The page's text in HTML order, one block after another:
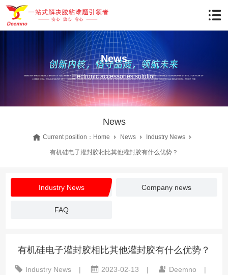
News
Electronic accessories solution
News
Current position： Home News Industry News
有机硅电子灌封胶相比其他灌封胶有什么优势？
Industry News Company news
FAQ
有机硅电子灌封胶相比其他灌封胶有什么优势？
Industry News | 2023-02-13 | Deemno |